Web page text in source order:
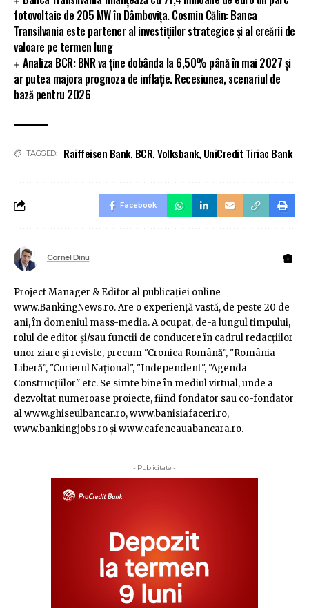
fotovoltaic de 205 MW în Dâmbovița. Cosmin Călin: Banca
Transilvania este partener al investițiilor strategice și al creării de
valoare pe termen lung
Analiza BCR: BNR va ține dobânda la 6,50% până în mai 2027 și
ar putea majora prognoza de inflație. Recesiunea, scenariul de
bază pentru 2026
TAGGED: Raiffeisen Bank, BCR,Volksbank, UniCredit Tiriac Bank
Facebook
Cornel Dinu
Project Manager & Editor al publicaţiei online
www.BankingNews.ro. Are o experienţă vastă, de peste 20 de
ani, în domeniul mass-media. A ocupat, de-a lungul timpului,
rolul de editor şi/sau funcţii de conducere în cadrul redacţiilor
unor ziare şi reviste, precum "Cronica Română", "România
Liberă", "Curierul Naţional", "Independent", "Agenda
Construcţiilor" etc. Se simte bine în mediul virtual, unde a
dezvoltat numeroase proiecte, fiind fondator sau co-fondator
al www.ghiseulbancar.ro, www.banisiafaceri.ro,
www.bankingjobs.ro şi www.cafeneauabancara.ro.
- Publicitate -